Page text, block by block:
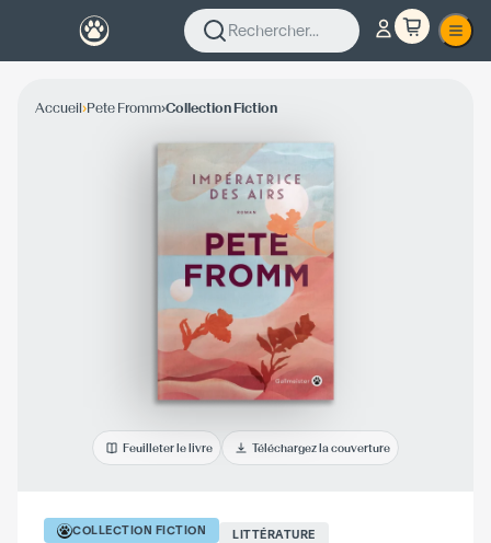
Rechercher...
Accueil›Pete Fromm›Collection Fiction
Feuilleter le livre Téléchargez la couverture
COLLECTION FICTION
LITTÉRATURE